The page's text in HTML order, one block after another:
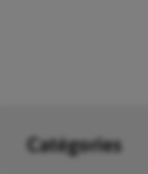
Catégories